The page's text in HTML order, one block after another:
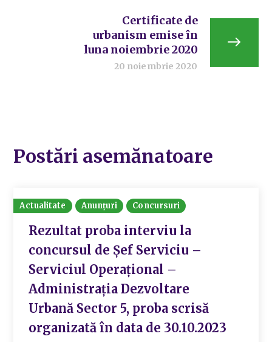
Certificate de
urbanism emise în
luna noiembrie 2020
20 noiembrie 2020
Postări asemănatoare
Actualitate Anunțuri Concursuri
Rezultat proba interviu la
concursul de Șef Serviciu –
Serviciul Operațional –
Administrația Dezvoltare
Urbană Sector 5, proba scrisă
organizată în data de 30.10.2023